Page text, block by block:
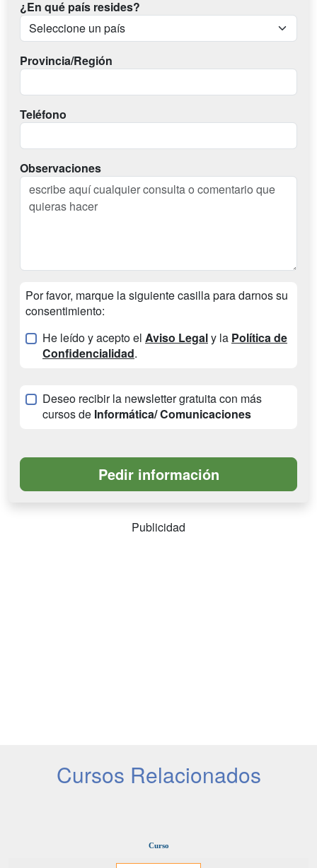
¿En qué país resides?
Provincia/Región
Teléfono
Observaciones
Por favor, marque la siguiente casilla para darnos su
consentimiento:
He leído y acepto el Aviso Legaly la Política de
Confidencialidad.
Deseo recibir la newsletter gratuita con más
cursos de Informática/ Comunicaciones
Publicidad
Cursos Relacionados
Curso